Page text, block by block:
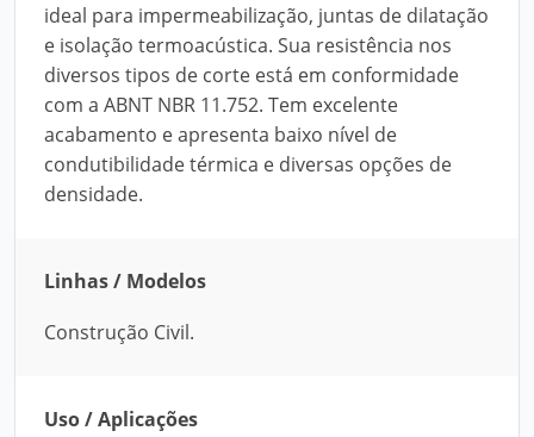
ideal para impermeabilização, juntas de dilatação
e isolação termoacústica. Sua resistência nos
diversos tipos de corte está em conformidade
com a ABNT NBR 11.752. Tem excelente
acabamento e apresenta baixo nível de
condutibilidade térmica e diversas opções de
densidade.
Linhas / Modelos
Construção Civil.
Uso / Aplicações